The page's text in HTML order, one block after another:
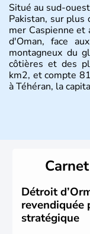
Situé au sud-
Pakistan, sur
mer Caspienne
d'Oman, face
montagneux du
côtières et des
km2, et compte
à Téhéran, la
Détroit
revendiquée
stratégique